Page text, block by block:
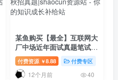
# 付费 # 优质资源 # 精品
某鱼购买【最全】互联网大
厂中场近年面试真题笔试春
招秋招真题
付费资源 ￥8.88 付费专区
12个月前 40